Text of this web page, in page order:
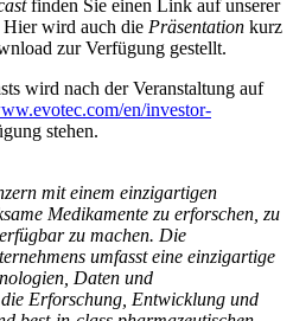
finden Sie einen Link auf unserer
Hier wird auch die Präsentation kurz
zur Verfügung gestellt.
wird nach der Veranstaltung auf
en/investor-
stehen.
mit einem einzigartigen
Medikamente zu erforschen, zu
zu machen. Die
umfasst eine einzigartige
Daten und
Erforschung, Entwicklung und